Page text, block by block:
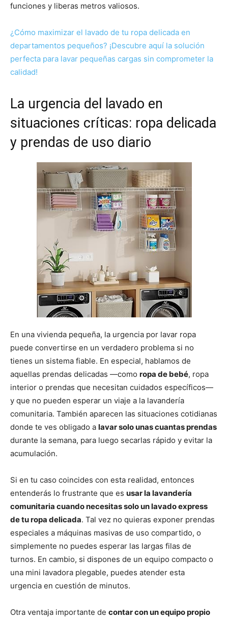
funciones y liberas metros valiosos.
¿Cómo maximizar el lavado de tu ropa delicada en
departamentos pequeños? ¡Descubre aquí la solución
perfecta para lavar pequeñas cargas sin comprometer la
calidad!
La urgencia del lavado en
situaciones críticas: ropa delicada
y prendas de uso diario
En una vivienda pequeña, la urgencia por lavar ropa
puede convertirse en un verdadero problema si no
tienes un sistema fiable. En especial, hablamos de
aquellas prendas delicadas —como ropa de bebé, ropa
interior o prendas que necesitan cuidados específicos—
y que no pueden esperar un viaje a la lavandería
comunitaria. También aparecen las situaciones cotidianas
donde te ves obligado a lavar solo unas cuantas prendas
durante la semana, para luego secarlas rápido y evitar la
acumulación.
Si en tu caso coincides con esta realidad, entonces
entenderás lo frustrante que es usar la lavandería
comunitaria cuando necesitas solo un lavado express
de tu ropa delicada. Tal vez no quieras exponer prendas
especiales a máquinas masivas de uso compartido, o
simplemente no puedes esperar las largas filas de
turnos. En cambio, si dispones de un equipo compacto o
una mini lavadora plegable, puedes atender esta
urgencia en cuestión de minutos.
Otra ventaja importante de contar con un equipo propio